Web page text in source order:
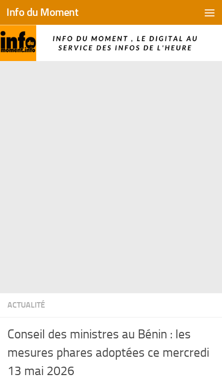
Skip to content
Info du Moment
ACTUALITÉ
Conseil des ministres au Bénin : les
mesures phares adoptées ce mercredi
13 mai 2026